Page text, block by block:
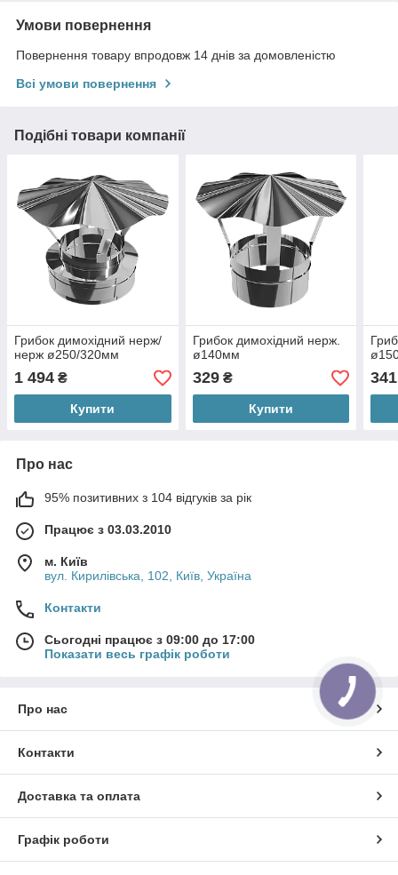
Умови повернення
Повернення товару впродовж 14 днів за домовленістю
Всі умови повернення
Подібні товари компанії
Грибок димохідний нерж/
нерж ø250/320мм
1 494 ₴
Купити
Грибок димохідний нерж.
ø140мм
329₴
Купити
341
Про нас
95% позитивних з 104 відгуків за рік
Працює з 03.03.2010
м. Київ
вул. Кирилівська, 102, Київ, Україна
Контакти
Сьогодні працює з 09:00 до 17:00
Показати весь графік роботи
Про нас
Контакти
Доставка та оплата
Графік роботи